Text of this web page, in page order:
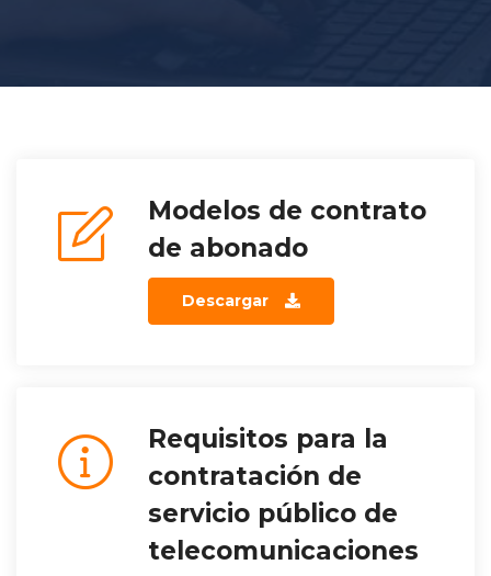
Modelos de contrato
de abonado
Descargar
Requisitos para la
contratación de
servicio público de
telecomunicaciones